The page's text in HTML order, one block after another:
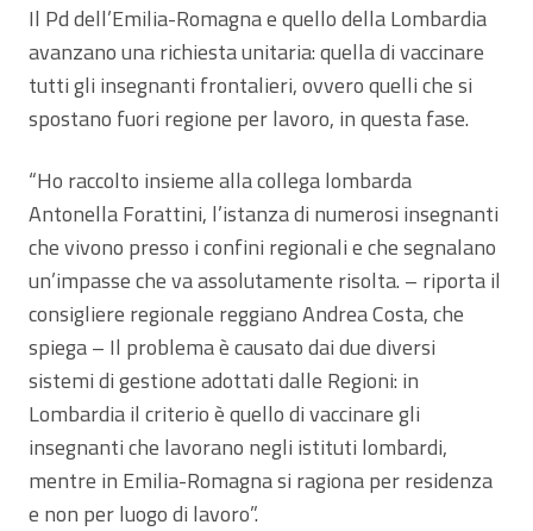
Il Pd dell’Emilia-Romagna e quello della Lombardia
avanzano una richiesta unitaria: quella di vaccinare
tutti gli insegnanti frontalieri, ovvero quelli che si
spostano fuori regione per lavoro, in questa fase.
“Ho raccolto insieme alla collega lombarda
Antonella Forattini, l’istanza di numerosi insegnanti
che vivono presso i confini regionali e che segnalano
un’impasse che va assolutamente risolta. – riporta il
consigliere regionale reggiano Andrea Costa, che
spiega – Il problema è causato dai due diversi
sistemi di gestione adottati dalle Regioni: in
Lombardia il criterio è quello di vaccinare gli
insegnanti che lavorano negli istituti lombardi,
mentre in Emilia-Romagna si ragiona per residenza
e non per luogo di lavoro”.